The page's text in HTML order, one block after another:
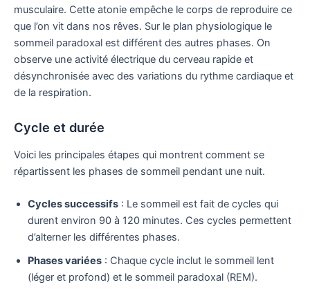
musculaire. Cette atonie empêche le corps de reproduire ce
que l’on vit dans nos rêves. Sur le plan physiologique le
sommeil paradoxal est différent des autres phases. On
observe une activité électrique du cerveau rapide et
désynchronisée avec des variations du rythme cardiaque et
de la respiration.
Cycle et durée
Voici les principales étapes qui montrent comment se
répartissent les phases de sommeil pendant une nuit.
Cycles successifs : Le sommeil est fait de cycles qui
durent environ 90 à 120 minutes. Ces cycles permettent
d’alterner les différentes phases.
Phases variées : Chaque cycle inclut le sommeil lent
(léger et profond) et le sommeil paradoxal (REM).